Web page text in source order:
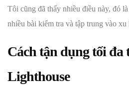
Tôi cũng đã thấy nhiều điều này, đó
nhiều bài kiểm tra và tập trung vào
Cách tận dụng tối đa
Lighthouse